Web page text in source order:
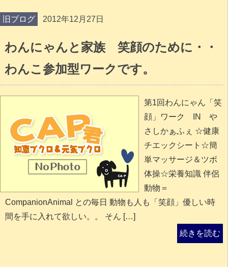
旧ブログ 2012年12月27日
わんにゃんと家族 笑顔のために・・
わんこ参加型ワークです。
第1回わんにゃん「笑
顔」ワーク IN や
さしかぁふぇ ☆健康
チエックシート☆簡
単マッサージ＆ツボ
体操☆栄養知識 伴侶
動物＝
CompanionAnimal との毎日 動物も人も「笑顔」優しい時
間を手に入れて欲しい。。 そん […]
続きを読む